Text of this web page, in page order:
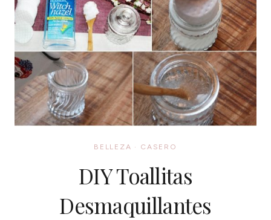
BELLEZA · CASERO
DIY Toallitas
Desmaquillantes